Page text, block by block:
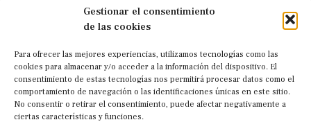
Gestionar el consentimiento
de las cookies
Para ofrecer las mejores experiencias, utilizamos tecnologías como las
cookies para almacenar y/o acceder a la información del dispositivo. El
consentimiento de estas tecnologías nos permitirá procesar datos como el
comportamiento de navegación o las identificaciones únicas en este sitio.
No consentir o retirar el consentimiento, puede afectar negativamente a
ciertas características y funciones.
Rutas de senderismo por Galicia